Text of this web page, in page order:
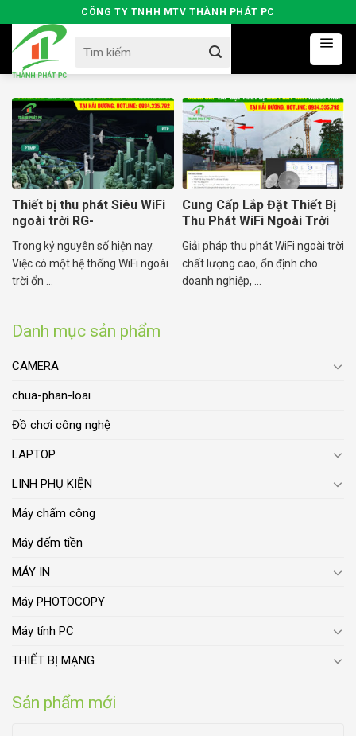
to
content
CÔNG TY TNHH MTV THÀNH PHÁT PC
for:
Danh mục sản phẩm
CAMERA
chua-phan-loai
Đồ chơi công nghệ
LAPTOP
LINH PHỤ KIỆN
Máy chấm công
Máy đếm tiền
MÁY IN
Máy PHOTOCOPY
Máy tính PC
THIẾT BỊ MẠNG
Sản phẩm mới
Thiết bị thu phát Siêu WiFi
ngoài trời RG-
AirMetro460F
Trong kỷ nguyên số hiện nay.
Việc có một hệ thống WiFi ngoài
trời ổn ...
Cung Cấp Lắp Đặt Thiết Bị
Thu Phát WiFi Ngoài Trời
RG-AirMetro
Giải pháp thu phát WiFi ngoài trời
chất lượng cao, ổn định cho
doanh nghiệp, ...